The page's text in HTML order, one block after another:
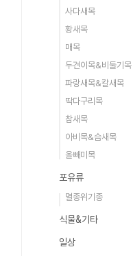
사다새목
황새목
매목
두견이목&비둘기목
파랑새목&칼새목
딱다구리목
참새목
아비목&슴새목
올빼미목
포유류
멸종위기종
식물&기타
일상